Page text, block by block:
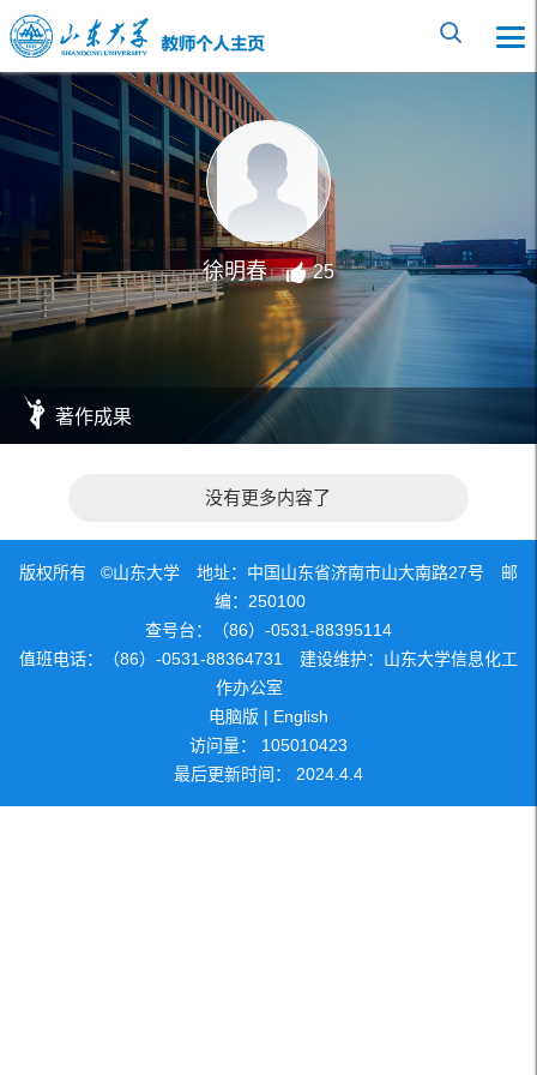
徐明春 25
著作成果
没有更多内容了
版权所有 ©山东大学 地址：中国山东省济南市山大南路27号 邮
编：250100
查号台：（86）-0531-88395114
值班电话：（86）-0531-88364731 建设维护：山东大学信息化工
作办公室
电脑版 | English
访问量： 105010423
最后更新时间： 2024 4 4